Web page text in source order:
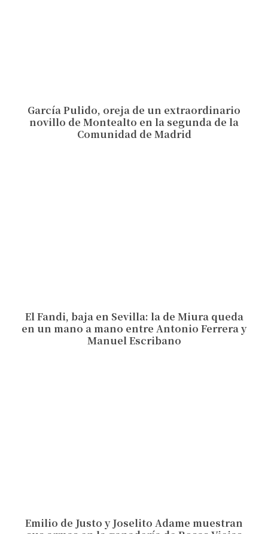
García Pulido, oreja de un extraordinario
novillo de Montealto en la segunda de la
Comunidad de Madrid
El Fandi, baja en Sevilla: la de Miura queda
en un mano a mano entre Antonio Ferrera y
Manuel Escribano
Emilio de Justo y Joselito Adame muestran